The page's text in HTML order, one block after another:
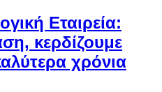
Εταιρεία:
κερδίζουμε
χρόνια